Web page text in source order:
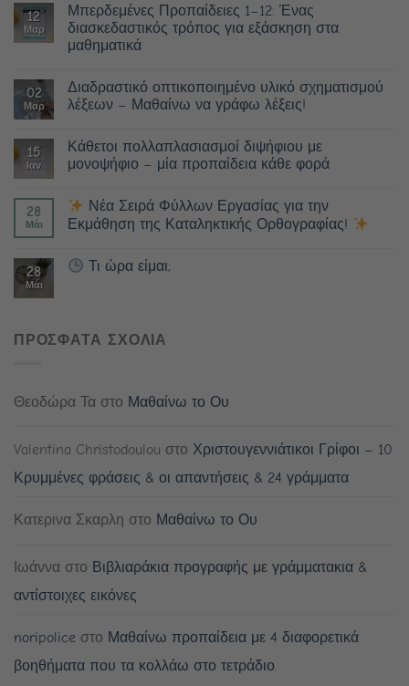
12
Μαρ
Μπερδεμένες Προπαίδειες 1–12: Ένας
διασκεδαστικός τρόπος για εξάσκηση στα
μαθηματικά
02
Μαρ
Διαδραστικό οπτικοποιημένο υλικό σχηματισμού
λέξεων – Μαθαίνω να γράφω λέξεις!
15
Ιαν
Κάθετοι πολλαπλασιασμοί διψήφιου με
μονοψήφιο – μία προπαίδεια κάθε φορά
28
Μάι
Νέα Σειρά Φύλλων Εργασίας για την
Εκμάθηση της Καταληκτικής Ορθογραφίας!
28
Μάι
Τι ώρα είμαι;
ΠΡΟΣΦΑΤΑ ΣΧΟΛΙΑ
Θεοδώρα Τα στο Μαθαίνω το Ου
Valentina Christodoulou στο Χριστουγεννιάτικοι Γρίφοι – 10
Κρυμμένες φράσεις & οι απαντήσεις & 24 γράμματα
Κατερινα Σκαρλη στο Μαθαίνω το Ου
Ιωάννα στο Βιβλιαράκια προγραφής με γράμματακια &
αντίστοιχες εικόνες
noripolice στο Μαθαίνω προπαίδεια με 4 διαφορετικά
βοηθήματα που τα κολλάω στο τετράδιο.